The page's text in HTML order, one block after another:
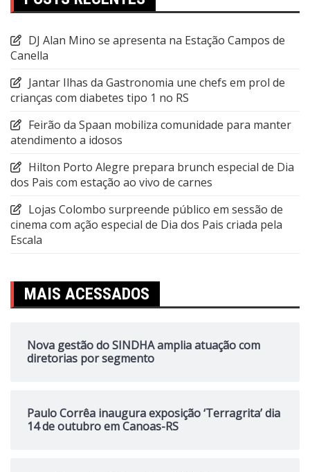
DJ Alan Mino se apresenta na Estação Campos de
Canella
Jantar Ilhas da Gastronomia une chefs em prol de
crianças com diabetes tipo 1 no RS
Feirão da Spaan mobiliza comunidade para manter
atendimento a idosos
Hilton Porto Alegre prepara brunch especial de Dia
dos Pais com estação ao vivo de carnes
Lojas Colombo surpreende público em sessão de
cinema com ação especial de Dia dos Pais criada pela
Escala
MAIS ACESSADOS
Nova gestão do SINDHA amplia atuação com
diretorias por segmento
Paulo Corrêa inaugura exposição ‘Terragrita’ dia
14 de outubro em Canoas-RS